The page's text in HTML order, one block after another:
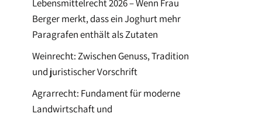
Lebensmittelrecht 2026 – Wenn Frau
Berger merkt, dass ein Joghurt mehr
Paragrafen enthält als Zutaten
Weinrecht: Zwischen Genuss, Tradition
und juristischer Vorschrift
Agrarrecht: Fundament für moderne
Landwirtschaft und